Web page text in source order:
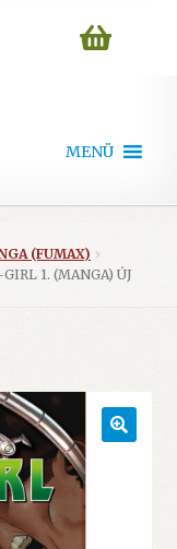
MENÜ
(FUMAX)
1. (MANGA) ÚJ